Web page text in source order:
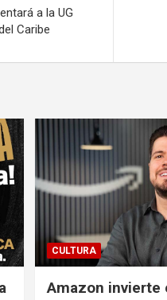
a la UG
Caribe
CULTURA
Amazon invierte